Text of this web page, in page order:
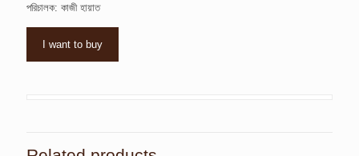
পরিচালক: কাজী হায়াত
I want to buy